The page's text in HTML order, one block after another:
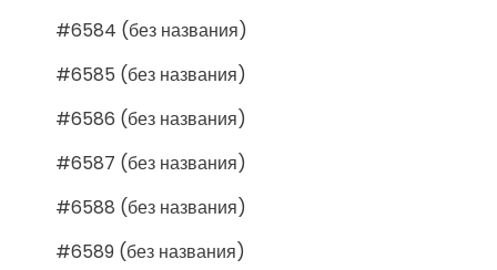
#6584 (без названия)
#6585 (без названия)
#6586 (без названия)
#6587 (без названия)
#6588 (без названия)
#6589 (без названия)